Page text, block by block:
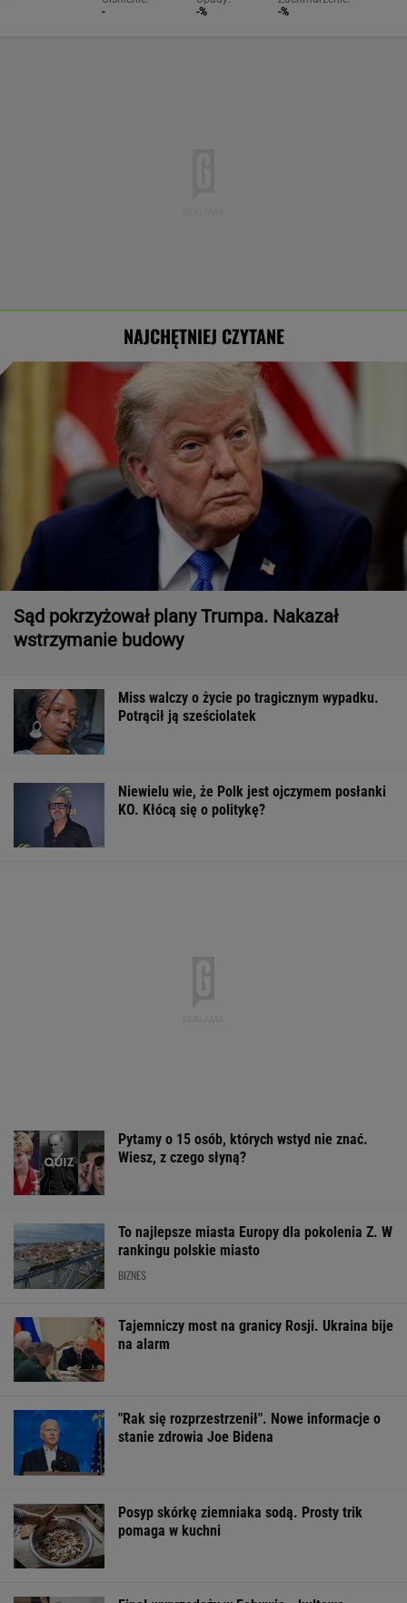
-
-%
-%
NAJCHĘTNIEJ CZYTANE
Sąd pokrzyżował plany Trumpa. Nakazał
wstrzymanie budowy
Miss walczy o życie po tragicznym wypadku.
Potrącił ją sześciolatek
Niewielu wie, że Polk jest ojczymem posłanki
KO. Kłócą się o politykę?
Pytamy o 15 osób, których wstyd nie znać.
Wiesz, z czego słyną?
To najlepsze miasta Europy dla pokolenia Z. W
rankingu polskie miasto
BIZNES
Tajemniczy most na granicy Rosji. Ukraina bije
na alarm
"Rak się rozprzestrzenił". Nowe informacje o
stanie zdrowia Joe Bidena
Posyp skórkę ziemniaka sodą. Prosty trik
pomaga w kuchni